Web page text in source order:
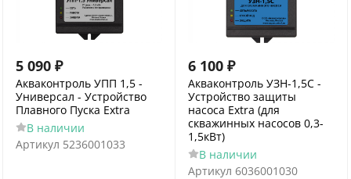
5 090 ₽
Акваконтроль УПП 1,5 -
Универсал - Устройство
Плавного Пуска Extra
В наличии
Артикул 5236001033
6 100 ₽
Акваконтроль УЗН-1,5С -
Устройство защиты
насоса Extra (для
скважинных насосов 0,3-
1,5кВт)
В наличии
Артикул 6036001030